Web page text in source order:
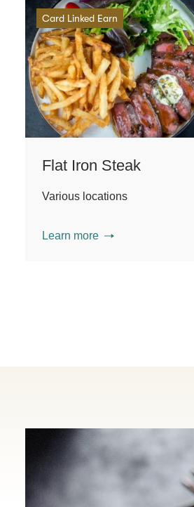
Card Linked Earn
Flat Iron Steak
Various locations
Learn more